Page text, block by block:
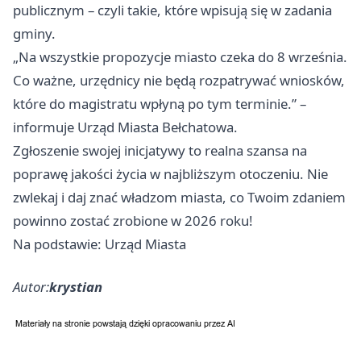
publicznym – czyli takie, które wpisują się w zadania
gminy.
„Na wszystkie propozycje miasto czeka do 8 września.
Co ważne, urzędnicy nie będą rozpatrywać wniosków,
które do magistratu wpłyną po tym terminie.” –
informuje Urząd Miasta Bełchatowa.
Zgłoszenie swojej inicjatywy to realna szansa na
poprawę jakości życia w najbliższym otoczeniu. Nie
zwlekaj i daj znać władzom miasta, co Twoim zdaniem
powinno zostać zrobione w 2026 roku!
Na podstawie: Urząd Miasta
Autor:krystian